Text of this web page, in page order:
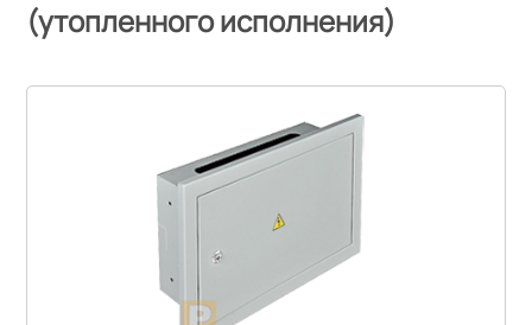
(утопленного исполнения)